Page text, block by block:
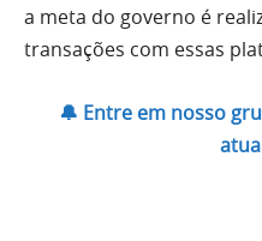
a meta do governo é
transações com essas
🔔 Entre em nosso